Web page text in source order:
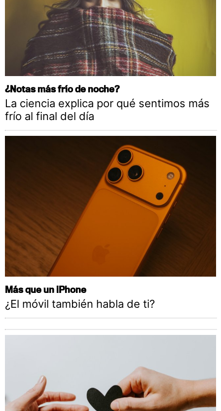
¿Notas más frío de noche?
La ciencia explica por qué sentimos más
frío al final del día
Más que un iPhone
¿El móvil también habla de ti?